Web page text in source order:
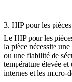
3. HIP pour les
Le HIP pour les
la pièce nécessite
ou une fiabilité de
température élevée
internes et les micro-